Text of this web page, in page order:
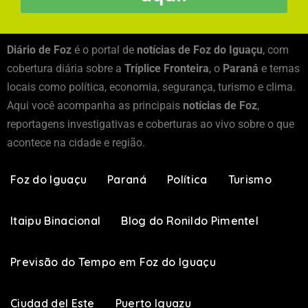
Diário de Foz é o portal de notícias de Foz do Iguaçu, com
cobertura diária sobre a Tríplice Fronteira, o Paraná e temas
locais como política, economia, segurança, turismo e clima.
Aqui você acompanha as principais notícias de Foz,
reportagens investigativas e coberturas ao vivo sobre o que
acontece na cidade e região.
Foz do Iguaçu Paraná Política Turismo
Itaipu Binacional Blog do Ronildo Pimentel
Previsão do Tempo em Foz do Iguaçu
Ciudad del Este Puerto Iguazu